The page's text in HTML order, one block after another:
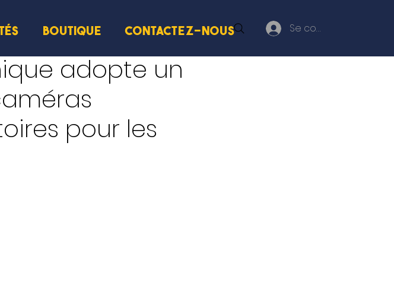
Se connecter
BOUTIQUE Contactez-nous
adopte un
pour les